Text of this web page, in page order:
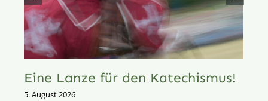
Eine Lanze für den Katechismus!
5. August 2026